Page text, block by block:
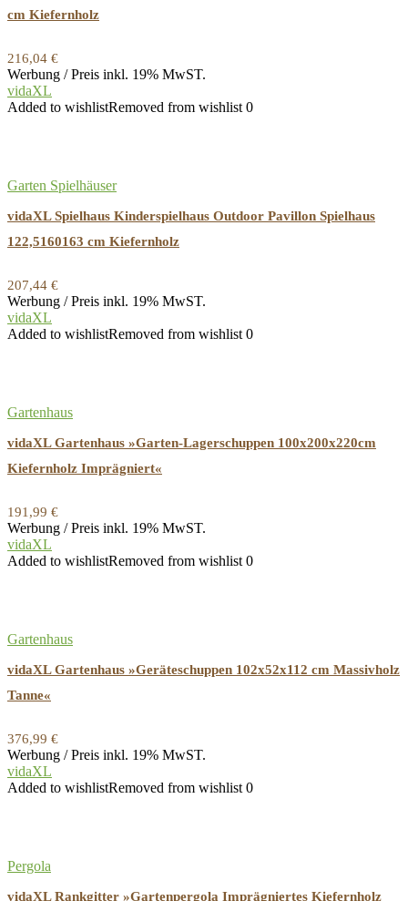
cm Kiefernholz
216,04 €
Werbung / Preis inkl. 19% MwST.
vidaXL
Added to wishlistRemoved from wishlist 0
Garten Spielhäuser
vidaXL Spielhaus Kinderspielhaus Outdoor Pavillon Spielhaus
122,5160163 cm Kiefernholz
207,44 €
Werbung / Preis inkl. 19% MwST.
vidaXL
Added to wishlistRemoved from wishlist 0
Gartenhaus
vidaXL Gartenhaus »Garten-Lagerschuppen 100x200x220cm
Kiefernholz Imprägniert«
191,99 €
Werbung / Preis inkl. 19% MwST.
vidaXL
Added to wishlistRemoved from wishlist 0
Gartenhaus
vidaXL Gartenhaus »Geräteschuppen 102x52x112 cm Massivholz
Tanne«
376,99 €
Werbung / Preis inkl. 19% MwST.
vidaXL
Added to wishlistRemoved from wishlist 0
Pergola
vidaXL Rankgitter »Gartenpergola Imprägniertes Kiefernholz